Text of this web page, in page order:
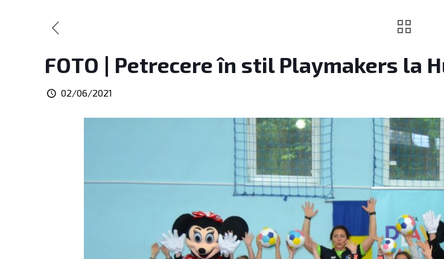
FOTO | Petrecere în stil Playmakers la
02/06/2021